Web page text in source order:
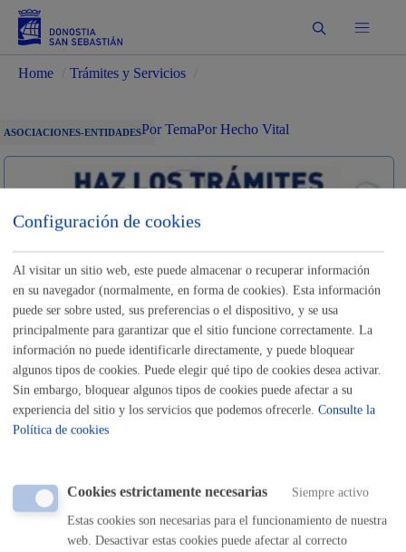
Buscar
Home Trámites y Servicios
ASOCIACIONES-ENTIDADESPor TemaPor Hecho Vital
Identificación electrónica B@kQ
Trámites
Reservas de instalaciones
deportivas
Trámite no disponible o fuera de plazo. Si necesitas
información, solicítala en el
Comunícate con el Ayuntamiento de Donostia / San
Sebastián
Configuración de cookies
Al visitar un sitio web, este puede almacenar o recuperar información
en su navegador (normalmente, en forma de cookies). Esta información
puede ser sobre usted, sus preferencias o el dispositivo, y se usa
principalmente para garantizar que el sitio funcione correctamente. La
información no puede identificarle directamente, y puede bloquear
algunos tipos de cookies. Puede elegir qué tipo de cookies desea activar.
Sin embargo, bloquear algunos tipos de cookies puede afectar a su
experiencia del sitio y los servicios que podemos ofrecerle. Consulte la
Política de cookies
Cookies estrictamente necesarias Siempre activo
Estas cookies son necesarias para el funcionamiento de nuestra
web. Desactivar estas cookies puede afectar al correcto